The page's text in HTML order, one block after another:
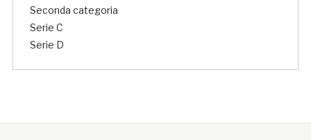
Seconda categoria
Serie C
Serie D